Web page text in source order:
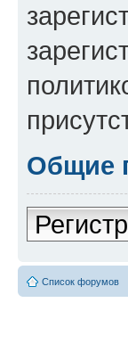
Общие
Список форумов